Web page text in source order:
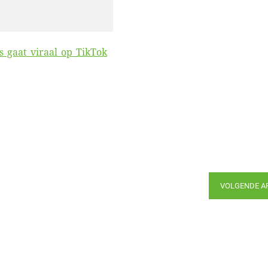
gaat viraal op TikTok
VOLGENDE